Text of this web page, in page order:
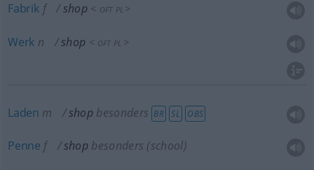
Fabrik f shop < OFT PL >
Werk n shop < OFT PL >
Laden m shop besonders BR SL OBS
Penne f shop besonders (school)